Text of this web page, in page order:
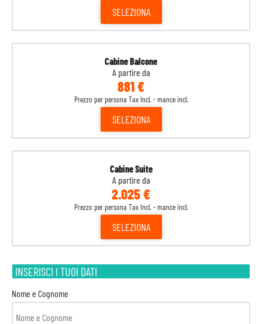
SELEZIONA
Cabine Balcone
A partire da
881 €
Prezzo per persona Tax Incl. - mance incl.
SELEZIONA
Cabine Suite
A partire da
2.025 €
Prezzo per persona Tax Incl. - mance incl.
SELEZIONA
INSERISCI I TUOI DATI
Nome e Cognome